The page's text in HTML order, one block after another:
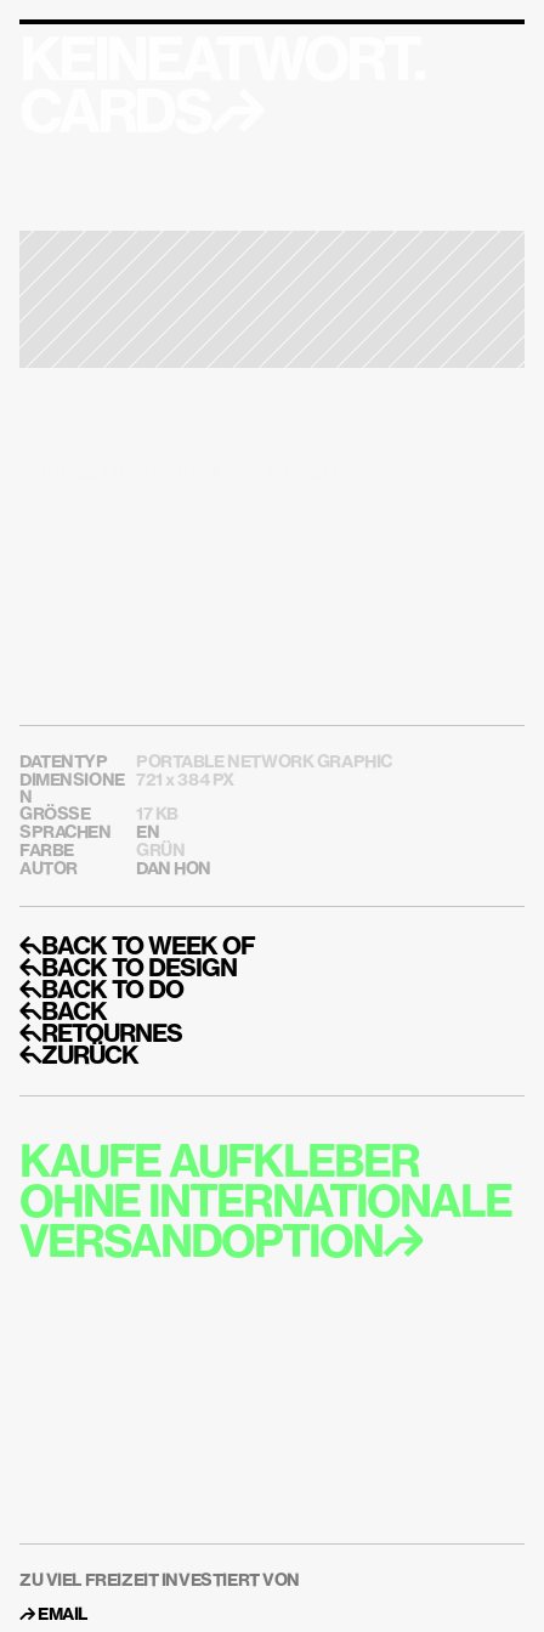
DATENTYP
PORTABLE NETWORK GRAPHIC
DIMENSIONE
N
721 x 384 PX
GRÖSSE
17 KB
SPRACHEN
EN
FARBE
GRÜN
AUTOR
DAN HON
↰BACK TO WEEK OF
↰BACK TO DESIGN
↰BACK TO DO
↰BACK
↰RETOURNES
↰ZURÜCK
KAUFE AUFKLEBER
OHNE INTERNATIONALE
VERSANDOPTION↱
ZU VIEL FREIZEIT INVESTIERT VON
↱ EMAIL